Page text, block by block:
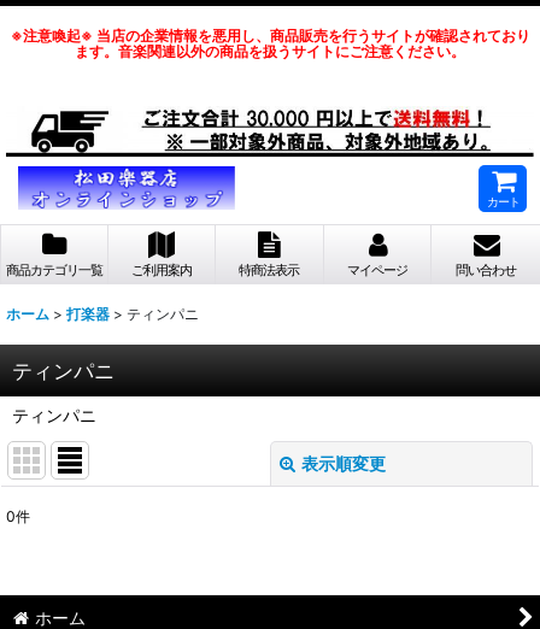
※注意喚起※ 当店の企業情報を悪用し、商品販売を行うサイトが確認されており
ます。音楽関連以外の商品を扱うサイトにご注意ください。
カート
商品カテゴリ一覧 ご利用案内 特商法表示 マイページ 問い合わせ
ホーム > 打楽器 > ティンパニ
ティンパニ
ティンパニ
表示順変更
並び順:
0件
ホーム